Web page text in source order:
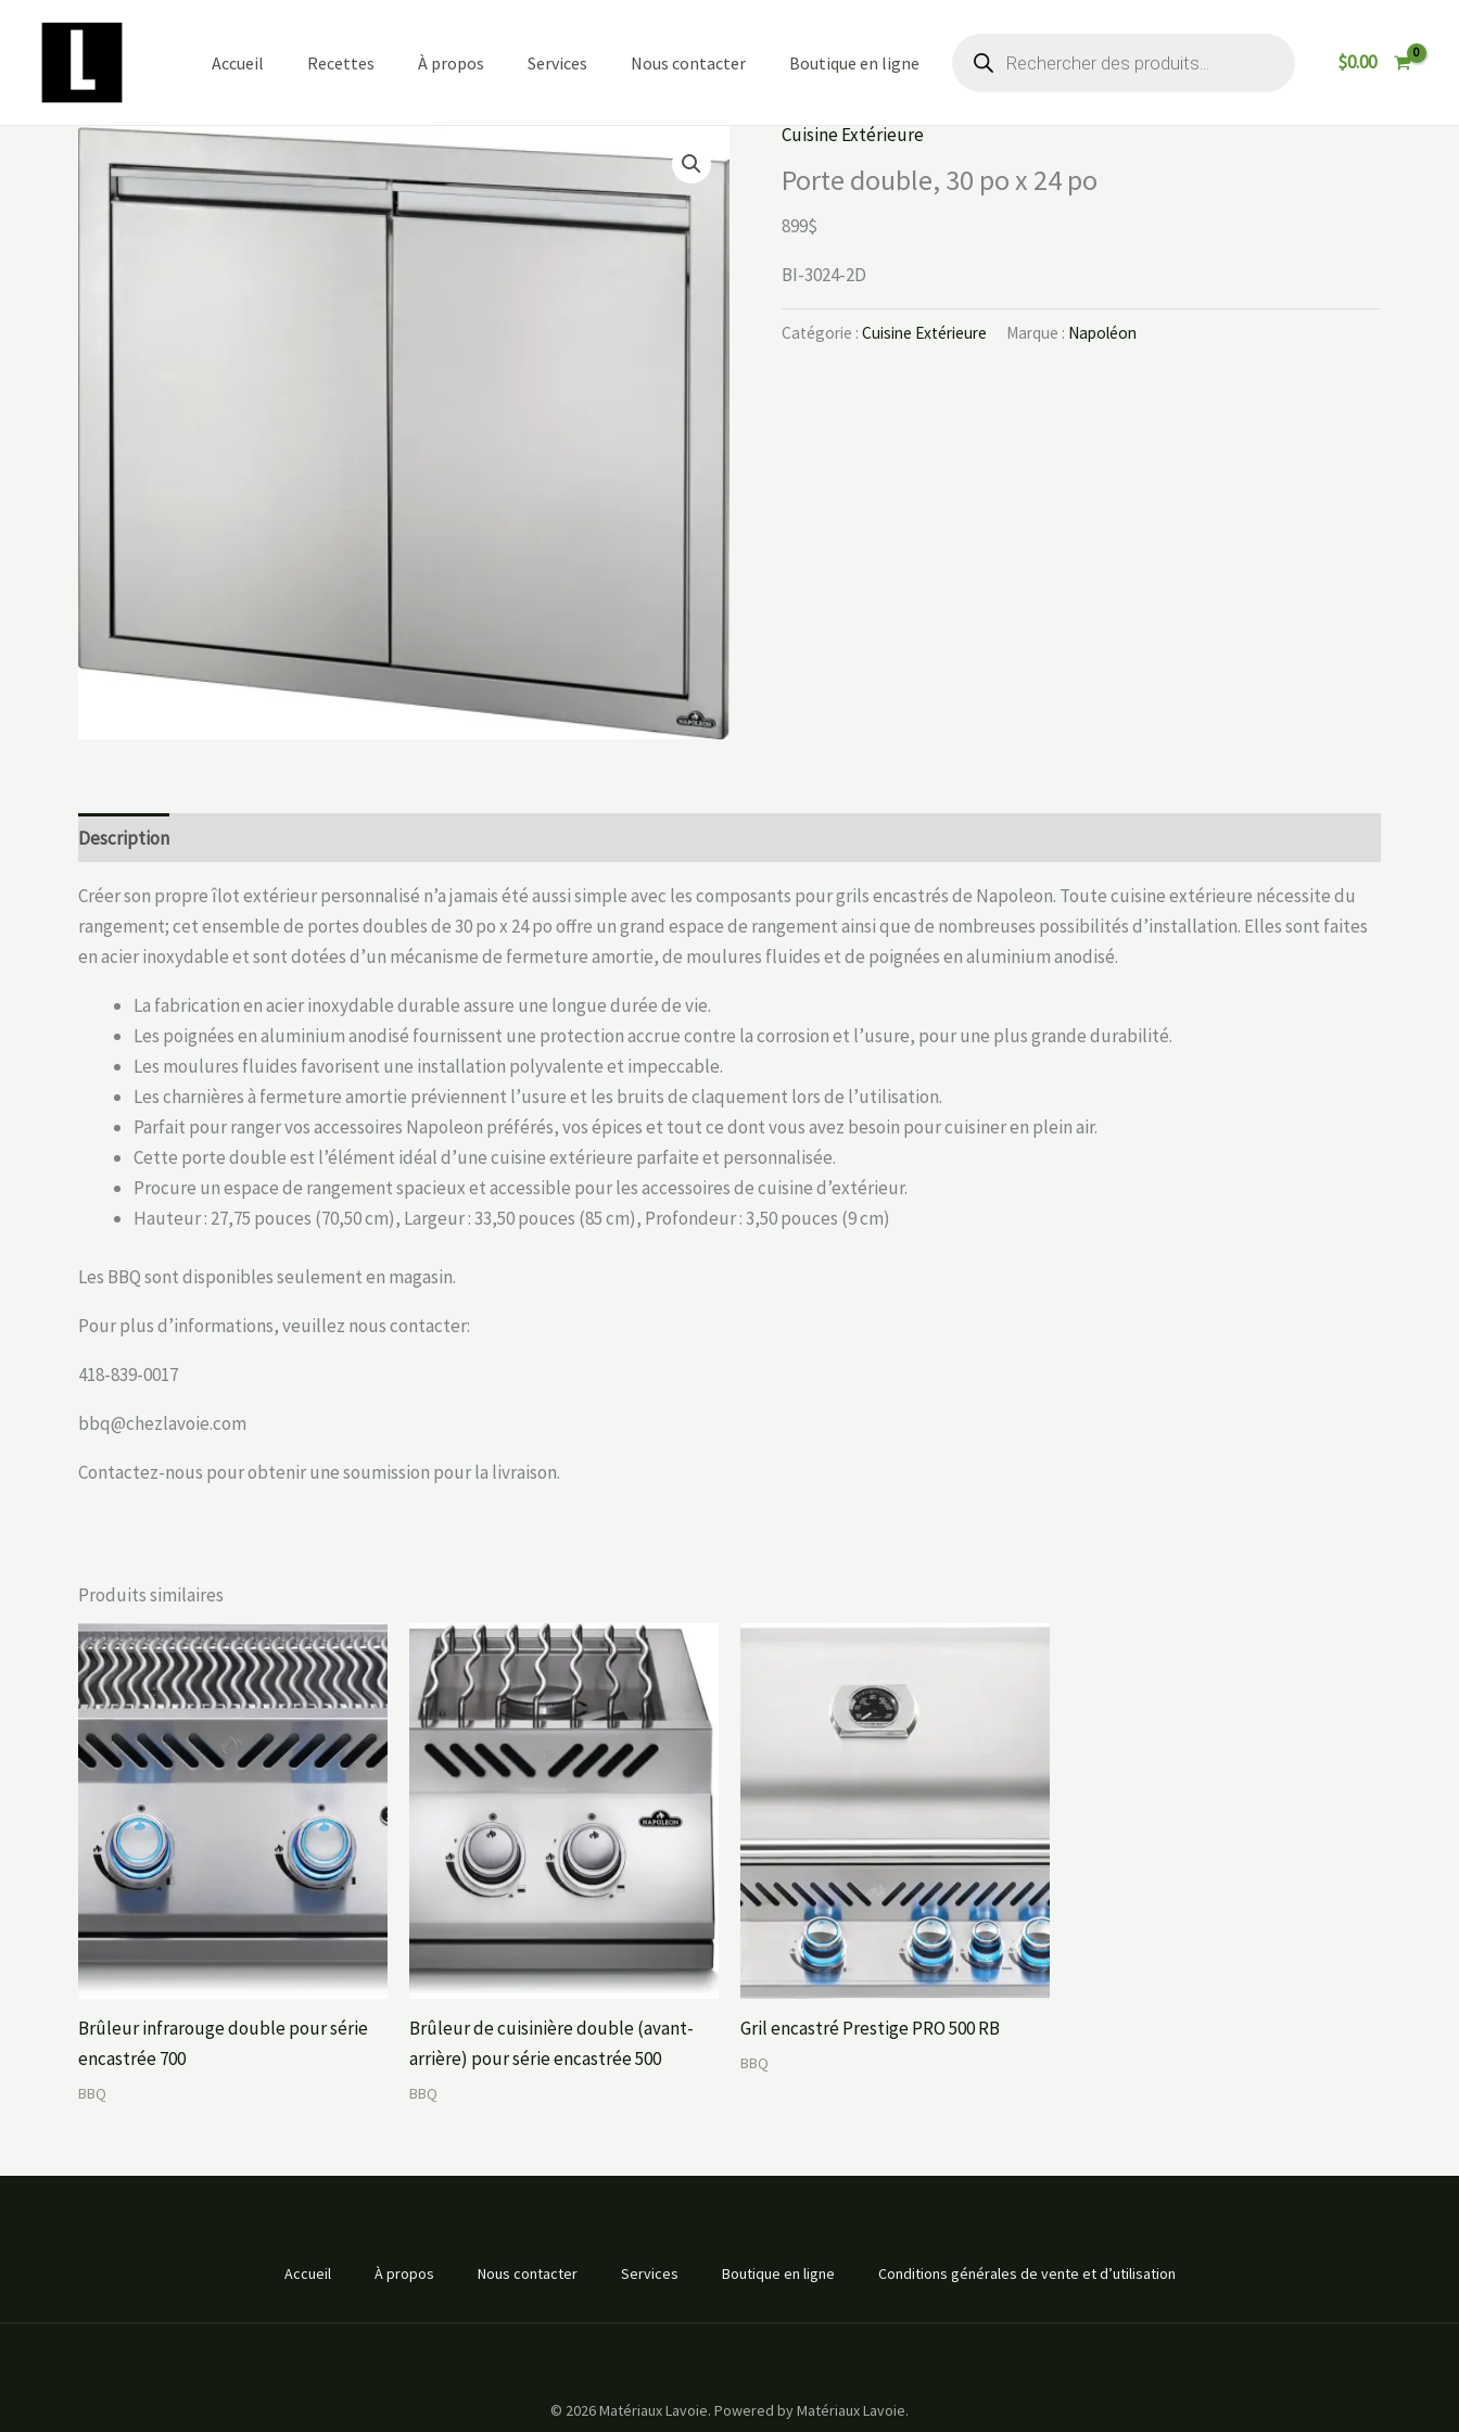
Accueil Recettes À propos Services Nous contacter Boutique en ligne produits $0.00
Cuisine Extérieure
Porte double, 30 po x 24 po
899$
BI-3024-2D
Catégorie : Cuisine Extérieure Marque : Napoléon
Description
Créer son propre îlot extérieur personnalisé n’a jamais été aussi simple avec les composants pour grils encastrés de Napoleon. Toute cuisine extérieure nécessite du
rangement; cet ensemble de portes doubles de 30 po x 24 po offre un grand espace de rangement ainsi que de nombreuses possibilités d’installation. Elles sont faites
en acier inoxydable et sont dotées d’un mécanisme de fermeture amortie, de moulures fluides et de poignées en aluminium anodisé.
La fabrication en acier inoxydable durable assure une longue durée de vie.
Les poignées en aluminium anodisé fournissent une protection accrue contre la corrosion et l’usure, pour une plus grande durabilité.
Les moulures fluides favorisent une installation polyvalente et impeccable.
Les charnières à fermeture amortie préviennent l’usure et les bruits de claquement lors de l’utilisation.
Parfait pour ranger vos accessoires Napoleon préférés, vos épices et tout ce dont vous avez besoin pour cuisiner en plein air.
Cette porte double est l’élément idéal d’une cuisine extérieure parfaite et personnalisée.
Procure un espace de rangement spacieux et accessible pour les accessoires de cuisine d’extérieur.
Hauteur : 27,75 pouces (70,50 cm), Largeur : 33,50 pouces (85 cm), Profondeur : 3,50 pouces (9 cm)
Les BBQ sont disponibles seulement en magasin.
Pour plus d’informations, veuillez nous contacter:
418-839-0017
bbq@chezlavoie.com
Contactez-nous pour obtenir une soumission pour la livraison.
Produits similaires
Brûleur infrarouge double pour série
encastrée 700
BBQ
Brûleur de cuisinière double (avant-
arrière) pour série encastrée 500
BBQ
Gril encastré Prestige PRO 500 RB
BBQ
Accueil À propos Nous contacter Services Boutique en ligne Conditions générales de vente et d’utilisation
© 2026 Matériaux Lavoie. Powered by Matériaux Lavoie.